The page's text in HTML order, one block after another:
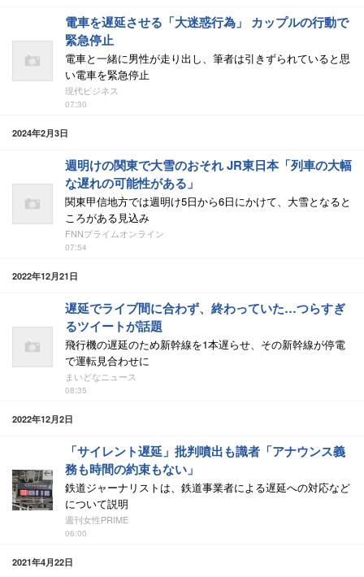
電車を遅延させる「大迷惑行為」 カップルの行動で
緊急停止
電車と一緒に男性が走り出し、筆者は引きずられていると思
い電車を緊急停止
現代ビジネス
07:30
2024年2月3日
週明けの関東で大雪のおそれ JR東日本「列車の大幅
な遅れの可能性がある」
関東甲信地方では週明け5日から6日にかけて、大雪となると
ころがある見込み
FNNプライムオンライン
07:54
2022年12月21日
遅延でライブ間に合わず、終わっていた…つらすぎ
るツイートが話題
飛行機の遅延のため新幹線を1本遅らせ、その新幹線が停電
で運転見合わせに
まいどなニュース
08:35
2022年12月2日
「サイレント遅延」批判噴出も識者「アナウンス義
務も時間の約束もない」
鉄道ジャーナリストは、鉄道事業者による遅延への対応など
について説明
週刊女性PRIME
06:00
2021年4月22日